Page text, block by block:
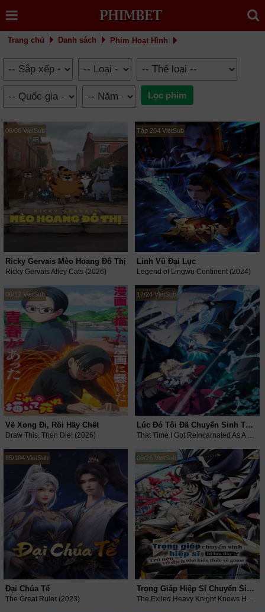
Trang chủ Danh sách Phim Hoạt Hình
06/06 VietSub
Ricky Gervais Mèo Hoang Đô Thị
Ricky Gervais Alley Cats (2026)
Tập 204 VietSub
Linh Vũ Đại Lục
Legend of Lingwu Continent (2024)
06/12 VietSub
Vẽ Xong Đi, Rồi Hãy Chết
Draw This, Then Die! (2026)
17/24 VietSub
Lúc Đó Tôi Đã Chuyển Sinh Thành Slime (Phần 4)
That Time I Got Reincarnated As A Slime (Season 4) (2026)
85/104 VietSub
Đại Chúa Tể
The Great Ruler (2023)
06/26 VietSub
Trọng Giáp Hiệp Sĩ Chuyển Sinh Bị Lưu Đày Trở Nên Vô Địch Nhờ Kiến Thức Về Game
The Exiled Heavy Knight Knows How To Game The System (2026)